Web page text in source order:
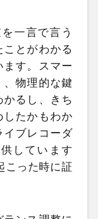
一言で言う
ことがわかる
ます。スマー
、物理的な鍵
るし、きち
したかもわか
イブレコーダ
しています
こった時に証